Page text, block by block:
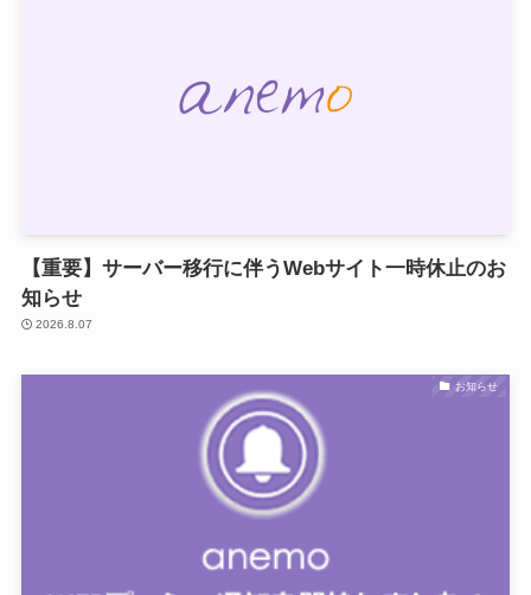
【重要】サーバー移行に伴うWebサイト一時休止のお
知らせ
2026.8.07
お知らせ